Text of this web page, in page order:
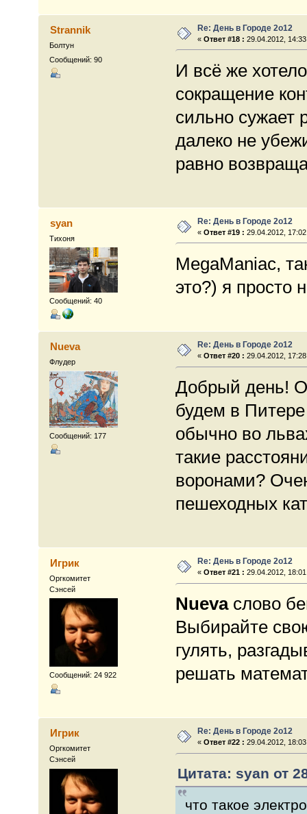
Strannik
Болтун
Сообщений: 90
Re: День в Городе 2о12
«Ответ #18 : 29.04.2012,
И всё же
сокращение
сильно сужает
далеко не
равно
syan
Тихоня
Сообщений: 40
Re: День в Городе 2о12
«Ответ #19 : 29.04.2012,
MegaManiac,
это?) я просто
Nueva
Флудер
Сообщений: 177
Re: День в Городе 2о12
«Ответ #20 : 29.04.2012,
Добрый день!
будем в
обычно во
такие
воронами?
пешеходных
Игрик
Оргкомитет
Сэнсей
Сообщений: 24 922
Re: День в Городе 2о12
«Ответ #21 : 29.04.2012,
Nuevaслово
Выбирайте
гулять,
решать
Игрик
Оргкомитет
Сэнсей
Re: День в Городе 2о12
«Ответ #22 : 29.04.2012,
Цитата: syan от
что такое